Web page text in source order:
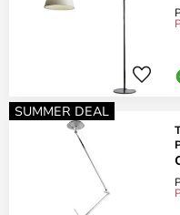
SUMMER DEAL